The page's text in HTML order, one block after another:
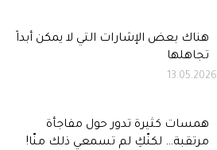
هناك بعض الإشارات التي لا يمكن أبداً
تجاهلها
13.05.2026
همسات كثيرة تدور حول مفاجأة
مرتقبة… لكنّكِ لم تسمعي ذلك منّا!